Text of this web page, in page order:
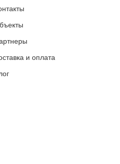
и оплата